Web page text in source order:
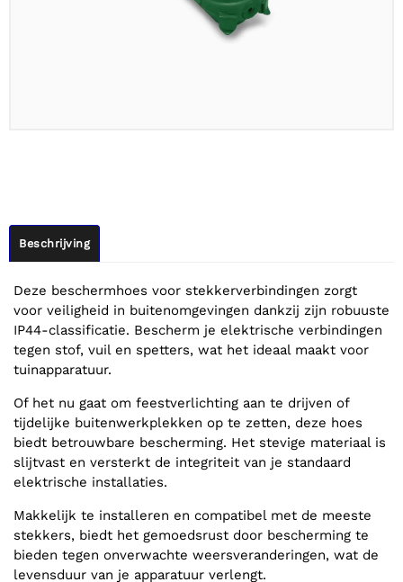
Beschrijving
Deze beschermhoes voor stekkerverbindingen zorgt
voor veiligheid in buitenomgevingen dankzij zijn robuuste
IP44-classificatie. Bescherm je elektrische verbindingen
tegen stof, vuil en spetters, wat het ideaal maakt voor
tuinapparatuur.
Of het nu gaat om feestverlichting aan te drijven of
tijdelijke buitenwerkplekken op te zetten, deze hoes
biedt betrouwbare bescherming. Het stevige materiaal is
slijtvast en versterkt de integriteit van je standaard
elektrische installaties.
Makkelijk te installeren en compatibel met de meeste
stekkers, biedt het gemoedsrust door bescherming te
bieden tegen onverwachte weersveranderingen, wat de
levensduur van je apparatuur verlengt.